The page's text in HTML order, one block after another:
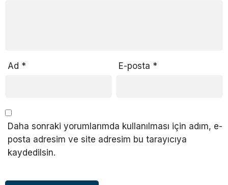
Ad * E-posta *
Daha sonraki yorumlarımda kullanılması için adım, e-
posta adresim ve site adresim bu tarayıcıya
kaydedilsin.